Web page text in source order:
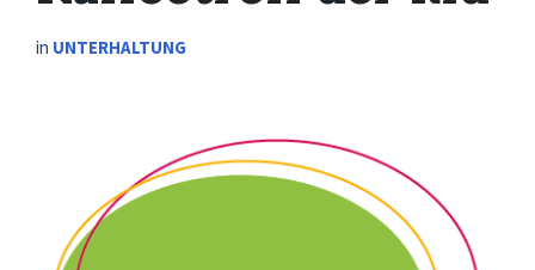
in UNTERHALTUNG